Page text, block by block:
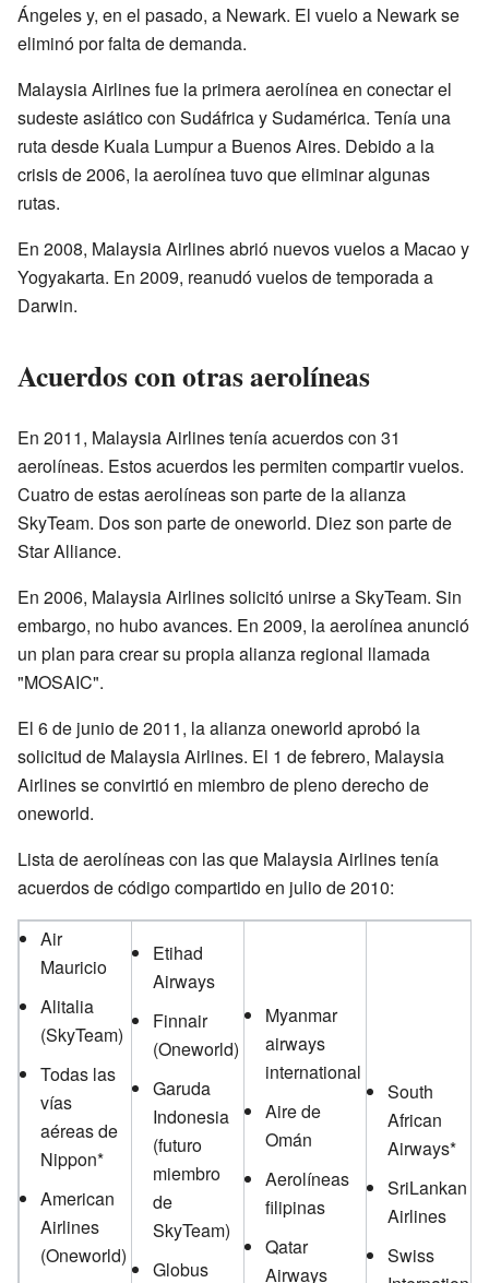
Ángeles y, en el pasado, a Newark. El vuelo a Newark se
eliminó por falta de demanda.
Malaysia Airlines fue la primera aerolínea en conectar el
sudeste asiático con Sudáfrica y Sudamérica. Tenía una
ruta desde Kuala Lumpur a Buenos Aires. Debido a la
crisis de 2006, la aerolínea tuvo que eliminar algunas
rutas.
En 2008, Malaysia Airlines abrió nuevos vuelos a Macao y
Yogyakarta. En 2009, reanudó vuelos de temporada a
Darwin.
Acuerdos con otras aerolíneas
En 2011, Malaysia Airlines tenía acuerdos con 31
aerolíneas. Estos acuerdos les permiten compartir vuelos.
Cuatro de estas aerolíneas son parte de la alianza
SkyTeam. Dos son parte de oneworld. Diez son parte de
Star Alliance.
En 2006, Malaysia Airlines solicitó unirse a SkyTeam. Sin
embargo, no hubo avances. En 2009, la aerolínea anunció
un plan para crear su propia alianza regional llamada
"MOSAIC".
El 6 de junio de 2011, la alianza oneworld aprobó la
solicitud de Malaysia Airlines. El 1 de febrero, Malaysia
Airlines se convirtió en miembro de pleno derecho de
oneworld.
Lista de aerolíneas con las que Malaysia Airlines tenía
acuerdos de código compartido en julio de 2010:
Air
Mauricio
Alitalia
(SkyTeam)
Todas las
vías
aéreas de
Nippon*
American
Airlines
(Oneworld)
Etihad
Airways
Finnair
(Oneworld)
Garuda
Indonesia
(futuro
miembro
de
SkyTeam)
Globus
Myanmar
airways
international
Aire de
Omán
Aerolíneas
filipinas
Qatar
Airways
South
African
Airways*
SriLankan
Airlines
Swiss